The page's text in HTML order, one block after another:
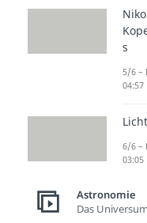
Wer
Nikolaus
stellte
s
5/6 –
04:57
6/6 –
03:05
Astronomie
Das Universum